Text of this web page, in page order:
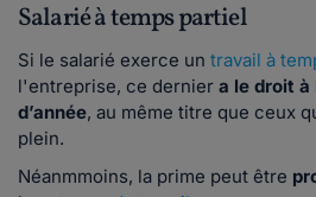
Salarié à temps partiel
Si le salarié exerce un travail à
l'entreprise, ce dernier a le droit à
d’année, au même titre que ceux
plein.
Néanmmoins, la prime peut être